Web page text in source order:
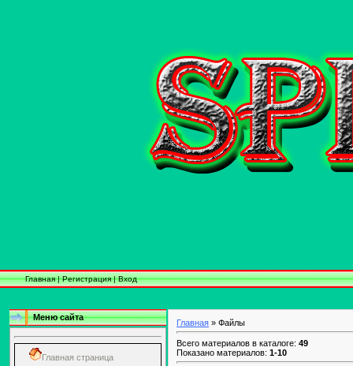
Главная|Регистрация|Вход
Меню сайта
Главная страница
Главная » Файлы
Всего материалов в каталоге: 49
Показано материалов: 1-10